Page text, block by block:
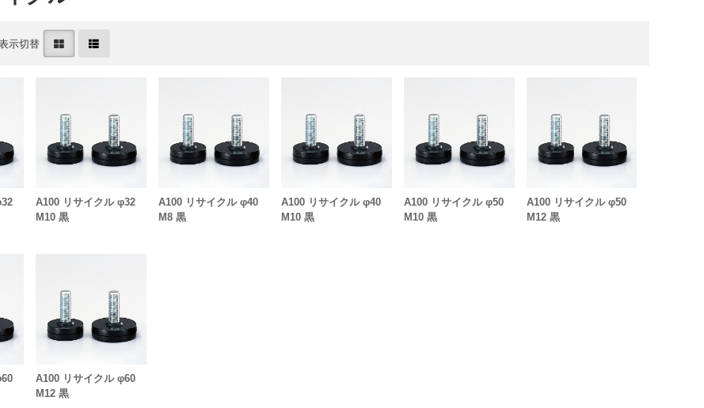
示切替
A100 リサイクル φ32
M10 黒
A100 リサイクル φ40
M8 黒
A100 リサイクル φ40
M10 黒
A100 リサイクル φ50
M10 黒
A100 リサイクル φ50
M12 黒
A100 リサイクル φ60
M12 黒